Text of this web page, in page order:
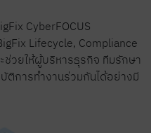
CyberFOCUS
Lifecycle, Compliance
ช่วยให้ผู้บริหารธุรกิจ ทีมรักษา
ติการทำงานร่วมกันได้อย่างมี